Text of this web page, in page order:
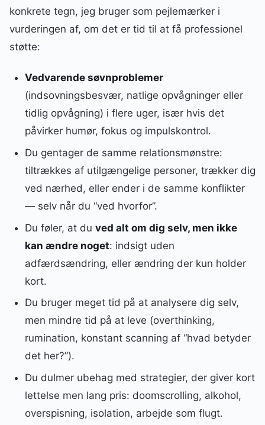
konkrete tegn, jeg bruger som pejlemærker i
vurderingen af, om det er tid til at få professionel
støtte:
Vedvarende søvnproblemer
(indsovningsbesvær, natlige opvågninger eller
tidlig opvågning) i flere uger, især hvis det
påvirker humør, fokus og impulskontrol.
Du gentager de samme relationsmønstre:
tiltrækkes af utilgængelige personer, trækker dig
ved nærhed, eller ender i de samme konflikter
— selv når du “ved hvorfor”.
Du føler, at du ved alt om dig selv, men ikke
kan ændre noget: indsigt uden
adfærdsændring, eller ændring der kun holder
kort.
Du bruger meget tid på at analysere dig selv,
men mindre tid på at leve (overthinking,
rumination, konstant scanning af “hvad betyder
det her?”).
Du dulmer ubehag med strategier, der giver kort
lettelse men lang pris: doomscrolling, alkohol,
overspisning, isolation, arbejde som flugt.